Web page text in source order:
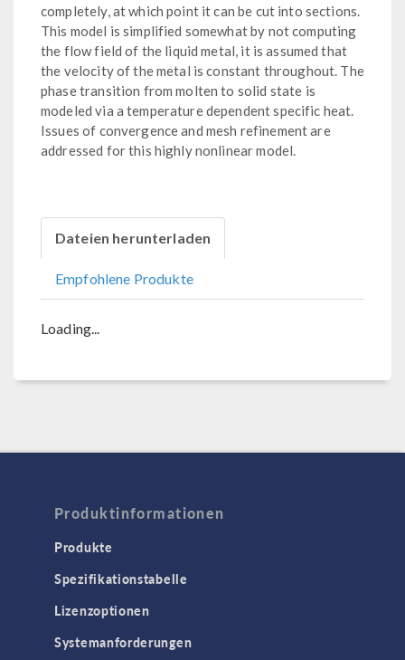
completely, at which point it can be cut into sections.
This model is simplified somewhat by not computing
the flow field of the liquid metal, it is assumed that
the velocity of the metal is constant throughout. The
phase transition from molten to solid state is
modeled via a temperature dependent specific heat.
Issues of convergence and mesh refinement are
addressed for this highly nonlinear model.
Dateien herunterladen
Empfohlene Produkte
Loading...
Produktinformationen
Produkte
Spezifikationstabelle
Lizenzoptionen
Systemanforderungen